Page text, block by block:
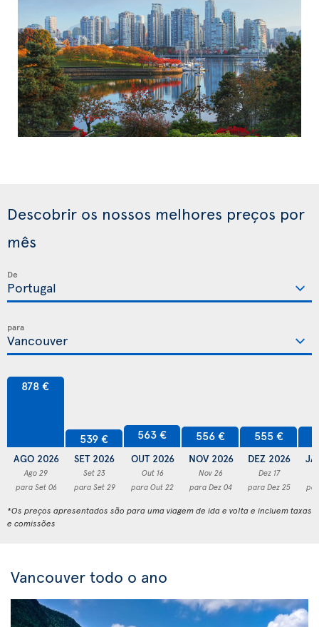
Descobrir os nossos melhores preços por
mês
De
para
878 €
AGO 2026
Ago 29
para Set 06
539 €
SET 2026
Set 23
para Set 29
563 €
OUT 2026
Out 16
para Out 22
556 €
NOV 2026
Nov 26
para Dez 04
555 €
DEZ 2026
Dez 17
para Dez 25
*Os preços apresentados são para uma viagem de ida e volta e incluem taxas
e comissões
Vancouver todo o ano